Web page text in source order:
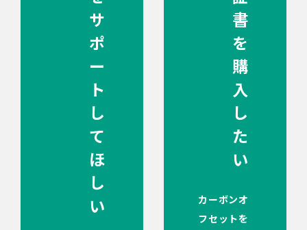
サ
ポ
ー
ト
し
て
ほ
し
い
書
を
購
入
し
た
い
カーボンオ
フセットを